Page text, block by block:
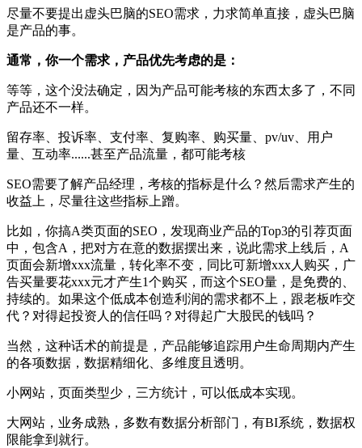
尽量不要提出虚头巴脑的SEO需求，力求简单直接，虚头巴脑
是产品的事。
通常，你一个需求，产品优先考虑的是：
等等，这个没法确定，因为产品可能考核的东西太多了，不同
产品还不一样。
留存率、投诉率、支付率、复购率、购买量、pv/uv、用户
量、互动率......甚至产品流量，都可能考核
SEO需要了解产品经理，考核的指标是什么？然后需求产生的
收益上，尽量往这些指标上蹭。
比如，你搞A类页面的SEO，发现商业产品的Top3的引荐页面
中，包含A，把对方在意的数据摆出来，说此需求上线后，A
页面会新增xxx流量，转化率不变，同比可新增xxx人购买，广
告买量要花xxx元才产生1个购买，而这个SEO量，是免费的、
持续的。如果这个低成本创造利润的需求都不上，跟老板咋交
代？对得起投资人的信任吗？对得起广大股民的钱吗？
当然，这种话术的前提是，产品能够追踪用户生命周期内产生
的各项数据，数据精细化、多维度且透明。
小网站，页面类型少，三方统计，可以低成本实现。
大网站，业务成熟，多数有数据分析部门，有BI系统，数据权
限能拿到就行。